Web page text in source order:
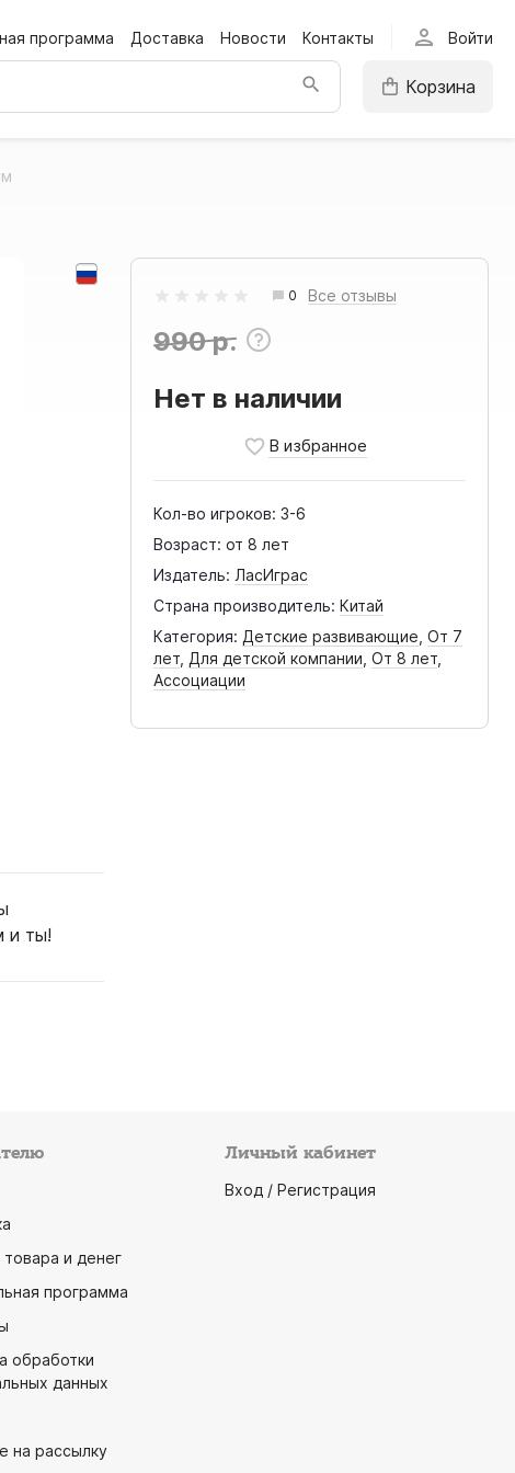
программа Доставка Новости Контакты person Войти
Корзина
0 Все отзывы
990 р.
Нет в наличии
Кол-во игроков: 3-6
Возраст: от 8 лет
Издатель: ЛасИграс
Страна производитель: Китай
Категория: Детские развивающие ,От 7
лет Для детской компании ,От 8 лет
Ассоциации
и ты!
товара и денег
программа
обработки
данных
на рассылку
Личный кабинет
Вход / Регистрация